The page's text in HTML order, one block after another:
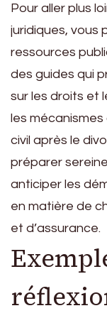
Pour aller plus
juridiques, vous
ressources
des guides qui
sur les droits et
les
civil après le
préparer
anticiper les
en matière de
et d’assurance.